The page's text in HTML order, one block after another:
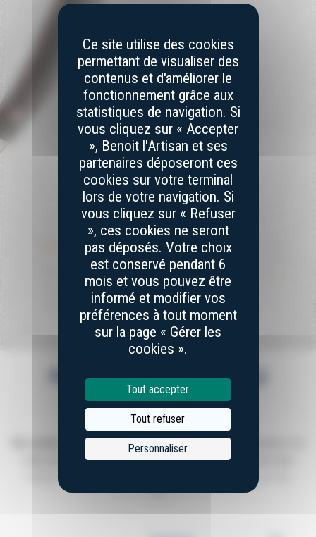
PELLES À TARTE DE LAGUIOLE
5 articles disponibles
Nos pelles à tarte de Laguiolesont entièrement fabriquées à la
dans notre atelier à Laguiole. Elles ont été conçues pour
faciliter la coupe et le service des tartes et gâteaux, lors de
moments de convivialité en famille ou entre amis.
+
Ce site utilise des cookies
permettant de visualiser des
contenus et d'améliorer le
fonctionnement grâce aux
statistiques de navigation. Si
vous cliquez sur « Accepter
», Benoit l'Artisan et ses
partenaires déposeront ces
cookies sur votre terminal
lors de votre navigation. Si
vous cliquez sur « Refuser
», ces cookies ne seront
pas déposés. Votre choix
est conservé pendant 6
mois et vous pouvez être
informé et modifier vos
préférences à tout moment
sur la page « Gérer les
cookies ».
Tout accepter
Tout refuser
Personnaliser